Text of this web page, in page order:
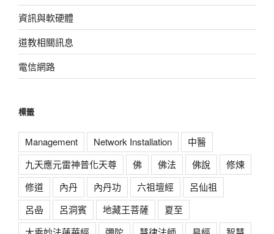
資訊與軟硬體
道教相關訊息
電信網路
標籤
Management Network Installation
中醫
九天應元雷神普化天尊
佛 佛法 佛說
修煉
修道
內丹 內丹功 六祖壇經
呂仙祖
呂喦
呂洞賓 地藏王菩薩
夏至